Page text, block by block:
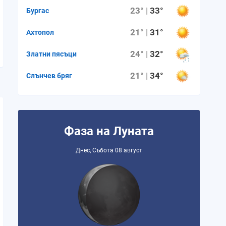
Бургас 23° |33°
Ахтопол 21° |31°
Златни пясъци 24° |32°
Слънчев бряг 21° |34°
Фаза на Луната
Днес, Събота 08 август